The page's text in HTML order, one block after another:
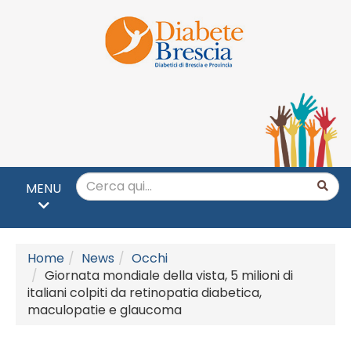
Home News
Occhi
Giornata mondiale della vista, 5 milioni di
italiani colpiti da retinopatia diabetica,
maculopatie e glaucoma